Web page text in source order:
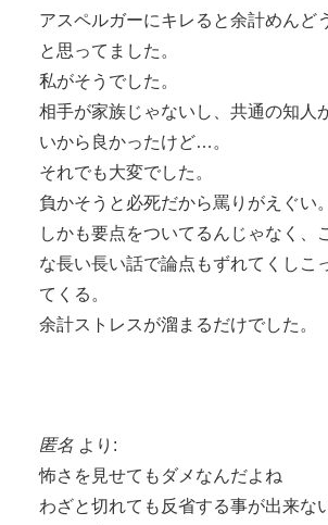
アスペルガーにキレると余計めんど
と思ってました。
私がそうでした。
相手が家族じゃないし、共通の知人
いから良かったけど…。
それでも大変でした。
負かそうと必死だから罵りがえぐい。
しかも要点をついてるんじゃなく、
な長い長い話で論点もずれてくしこ
てくる。
余計ストレスが溜まるだけでした。
匿名 より:
怖さを見せてもダメなんだよね
わざと切れても反省する事が出来な